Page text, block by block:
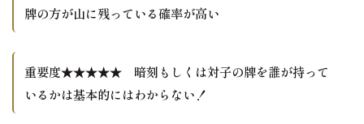
牌の方が山に残っている確率が高い
重要度★★★★★ 暗刻もしくは対子の牌を誰が持って
いるかは基本的にはわからない！